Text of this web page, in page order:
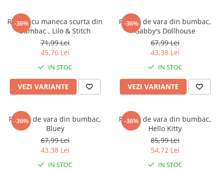
-36%
Rochie cu maneca scurta din
bumbac , Lilo & Stitch
71,99 Lei
45,76 Lei
IN STOC
VEZI VARIANTE
-36%
Rochie de vara din bumbac,
Gabby's Dollhouse
67,99 Lei
43,38 Lei
IN STOC
VEZI VARIANTE
-36%
Rochie de vara din bumbac,
Bluey
67,99 Lei
43,38 Lei
IN STOC
-36%
Rochie de vara din bumbac,
Hello Kitty
85,99 Lei
54,72 Lei
IN STOC